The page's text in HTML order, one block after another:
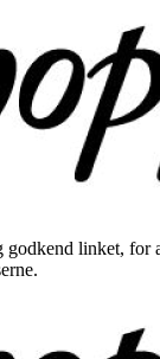
godkend linket, for